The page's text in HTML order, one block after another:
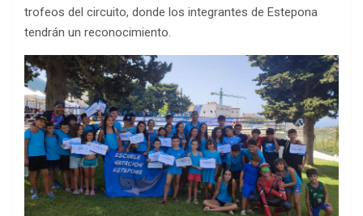
trofeos del circuito, donde los integrantes de Estepona
tendrán un reconocimiento.